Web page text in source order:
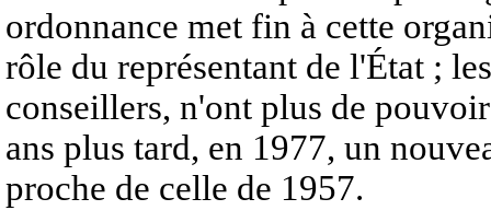
ordonnance met fin à cette
rôle du représentant de l'État ;
conseillers, n'ont plus de
ans plus tard, en 1977, un
proche de celle de 1957.